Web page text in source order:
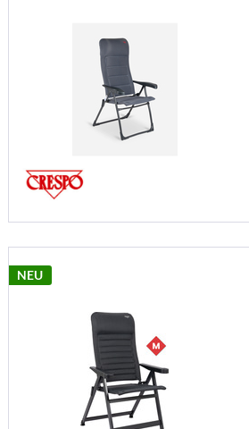
NEU